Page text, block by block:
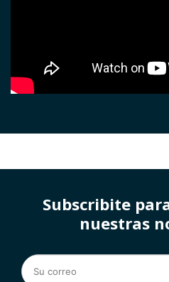
Subscribite
nuestras